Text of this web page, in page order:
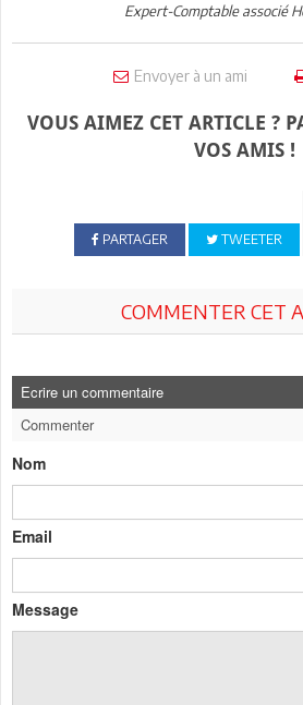
Expert-Comptable associé
Envoyer à un ami
VOUS AIMEZ CET ARTICLE ?
VOS AMIS !
PARTAGER TWEETER
COMMENTER CET
Ecrire un commentaire
Commenter
Nom
Email
Message